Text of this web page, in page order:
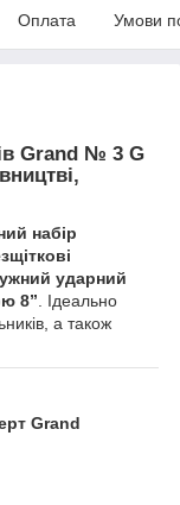
Оплата Умови
Grand № 3 G
набір
ударний
8”. Ідеально
а також
Grand